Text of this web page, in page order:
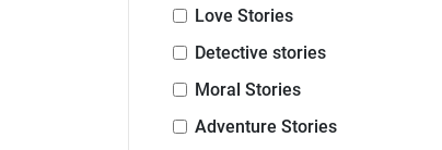
Love Stories
Detective stories
Moral Stories
Adventure Stories